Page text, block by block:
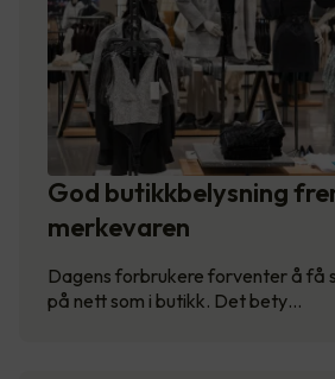
God butikkbelysning
merkevaren
Dagens forbrukere forventer å få
på nett som i butikk. Det bety…